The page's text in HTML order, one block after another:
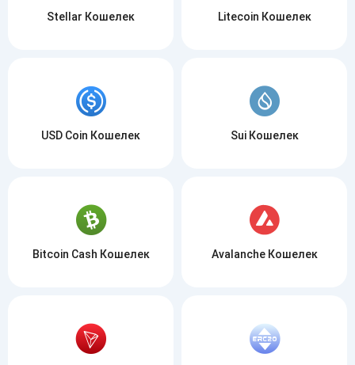
Stellar Кошелек Litecoin Кошелек
USD Coin Кошелек Sui Кошелек
Bitcoin Cash Кошелек Avalanche Кошелек